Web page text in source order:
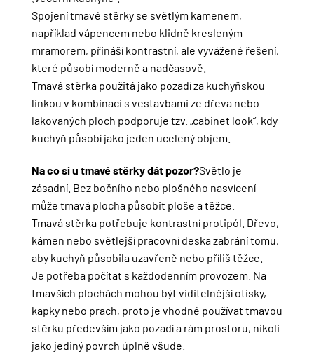
Spojení tmavé stěrky se světlým kamenem,
například vápencem nebo klidně kresleným
mramorem, přináší kontrastní, ale vyvážené řešení,
které působí moderně a nadčasově.
Tmavá stěrka použitá jako pozadí za kuchyňskou
linkou v kombinaci s vestavbami ze dřeva nebo
lakovaných ploch podporuje tzv. „cabinet look“, kdy
kuchyň působí jako jeden ucelený objem.
Na co si u tmavé stěrky dát pozor?Světlo je
zásadní. Bez bočního nebo plošného nasvícení
může tmavá plocha působit ploše a těžce.
Tmavá stěrka potřebuje kontrastní protipól. Dřevo,
kámen nebo světlejší pracovní deska zabrání tomu,
aby kuchyň působila uzavřeně nebo příliš těžce.
Je potřeba počítat s každodenním provozem. Na
tmavších plochách mohou být viditelnější otisky,
kapky nebo prach, proto je vhodné používat tmavou
stěrku především jako pozadí a rám prostoru, nikoli
jako jediný povrch úplně všude.